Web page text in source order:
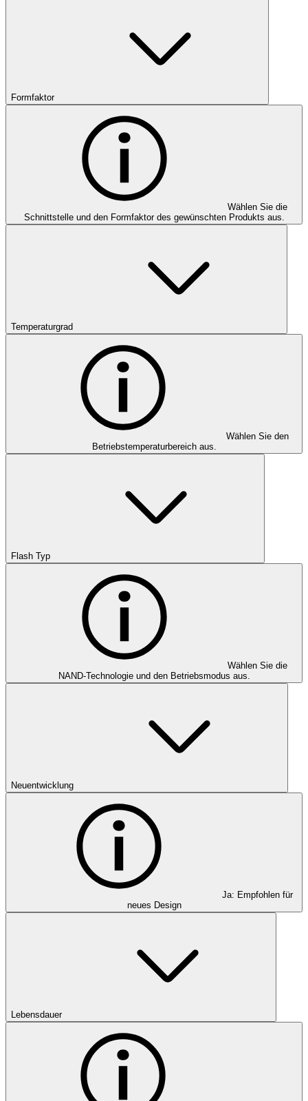
Formfaktor
Wählen Sie die
Schnittstelle und den Formfaktor des gewünschten Produkts aus.
Temperaturgrad
Wählen Sie den
Betriebstemperaturbereich aus.
Flash Typ
Wählen Sie die
NAND-Technologie und den Betriebsmodus aus.
Neuentwicklung
Ja: Empfohlen für
neues Design
Lebensdauer